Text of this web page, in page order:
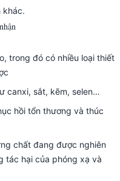
khác.
trong đó có nhiều loại thiết
canxi, sắt, kẽm, selen…
hồi tổn thương và thúc
chất đang được nghiên
tác hại của phóng xạ và